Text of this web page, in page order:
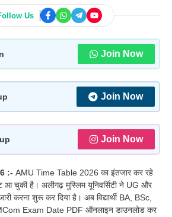
Us
Join Now
Join Now
Join Now
:- AMU Time Table 2026 का इंतजार कर रहे
आ चुकी है। अलीगढ़ मुस्लिम यूनिवर्सिटी ने UG और
करना शुरू कर दिया है। अब विद्यार्थी BA, BSc,
Exam Date PDF ऑनलाइन डाउनलोड कर